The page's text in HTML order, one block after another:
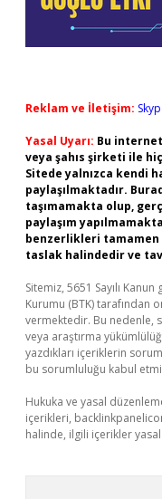
Reklam ve İletişim:
Yasal Uyarı: Bu
veya şahıs şirketi ile
Sitede yalnızca kendi
paylaşılmaktadır.
taşımamakta olup,
paylaşım
benzerlikleri
taslak halindedir ve
Sitemiz, 5651 Sayılı
Kurumu (BTK) tarafından
vermektedir. Bu nedenle,
veya araştırma
yazdıkları içeriklerin
bu sorumluluğu kabul
Hukuka ve yasal
içerikleri,
halinde, ilgili içerikler